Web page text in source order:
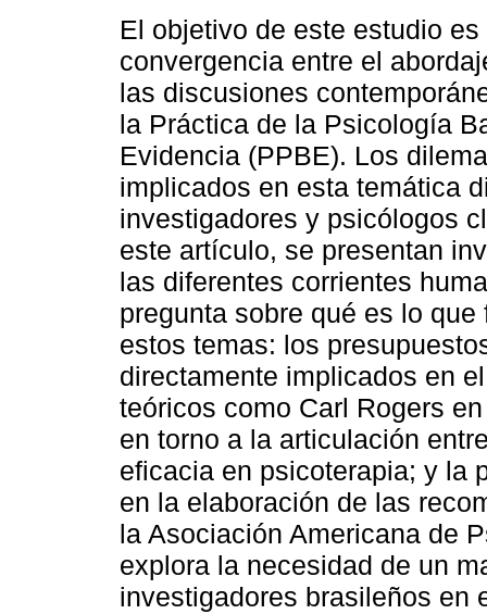
El objetivo de este estudio es
convergencia entre el
las discusiones
la Práctica de la Psicología
Evidencia (PPBE). Los
implicados en esta temática
investigadores y psicólogos
este artículo, se presentan
las diferentes corrientes
pregunta sobre qué es lo
estos temas: los
directamente implicados en
teóricos como Carl Rogers
en torno a la articulación
eficacia en psicoterapia; y la
en la elaboración de las
la Asociación Americana de
explora la necesidad de un
investigadores brasileños en